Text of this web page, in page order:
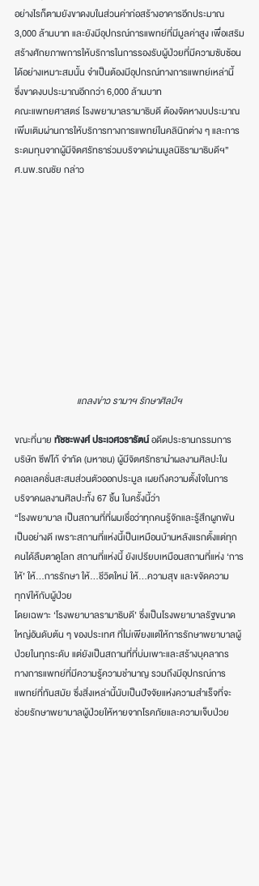
อย่างไรก็ตามยังขาดงบในส่วนค่าก่อสร้างอาคารอีกประมาณ
3,000 ล้านบาท และยังมีอุปกรณ์การแพทย์ที่มีมูลค่าสูง เพื่อเสริม
สร้างศักยภาพการให้บริการในการรองรับผู้ป่วยที่มีความซับซ้อน
ได้อย่างเหมาะสมนั้น จำเป็นต้องมีอุปกรณ์ทางการแพทย์เหล่านี้
ซึ่งขาดงบประมาณอีกกว่า 6,000 ล้านบาท
คณะแพทยศาสตร์ โรงพยาบาลรามาธิบดี ต้องจัดหางบประมาณ
เพิ่มเติมผ่านการให้บริการทางการแพทย์ในคลินิกต่าง ๆ และการ
ระดมทุนจากผู้มีจิตศรัทธาร่วมบริจาคผ่านมูลนิธิรามาธิบดีฯ”
ศ.นพ.รณชัย กล่าว
แถลงข่าว รามาฯ รักษาศิลป์ฯ
ขณะที่นาย ทัชชะพงศ์ ประเวศวรารัตน์ อดีตประธานกรรมการ
บริษัท ซีฟโก้ จำกัด (มหาชน) ผู้มีจิตศรัทธานำผลงานศิลปะใน
คอลเลคชั่นสะสมส่วนตัวออกประมูล เผยถึงความตั้งใจในการ
บริจาคผลงานศิลปะทั้ง 67 ชิ้น ในครั้งนี้ว่า
“โรงพยาบาล เป็นสถานที่ที่ผมเชื่อว่าทุกคนรู้จักและรู้สึกผูกพัน
เป็นอย่างดี เพราะสถานที่แห่งนี้เป็นเหมือนบ้านหลังแรกตั้งแต่ทุก
คนได้ลืมตาดูโลก สถานที่แห่งนี้ ยังเปรียบเหมือนสถานที่แห่ง ‘การ
ให้’ ให้...การรักษา ให้...ชีวิตใหม่ ให้...ความสุข และขจัดความ
ทุกข์ให้กับผู้ป่วย
โดยเฉพาะ ‘โรงพยาบาลรามาธิบดี’ ซึ่งเป็นโรงพยาบาลรัฐขนาด
ใหญ่อันดับต้น ๆ ของประเทศ ที่ไม่เพียงแต่ให้การรักษาพยาบาลผู้
ป่วยในทุกระดับ แต่ยังเป็นสถานที่ที่บ่มเพาะและสร้างบุคลากร
ทางการแพทย์ที่มีความรู้ความชำนาญ รวมถึงมีอุปกรณ์การ
แพทย์ที่ทันสมัย ซึ่งสิ่งเหล่านี้นับเป็นปัจจัยแห่งความสำเร็จที่จะ
ช่วยรักษาพยาบาลผู้ป่วยให้หายจากโรคภัยและความเจ็บป่วย